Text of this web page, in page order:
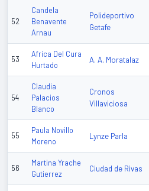
52
Candela
Benavente
Arnau
Polideportivo
Getafe
53
Africa Del Cura
Hurtado
A. A. Moratalaz
54
Claudia
Palacios
Blanco
Cronos
Villaviciosa
55
Paula Novillo
Moreno
Lynze Parla
56
Martina Yrache
Gutierrez
Ciudad de Rivas